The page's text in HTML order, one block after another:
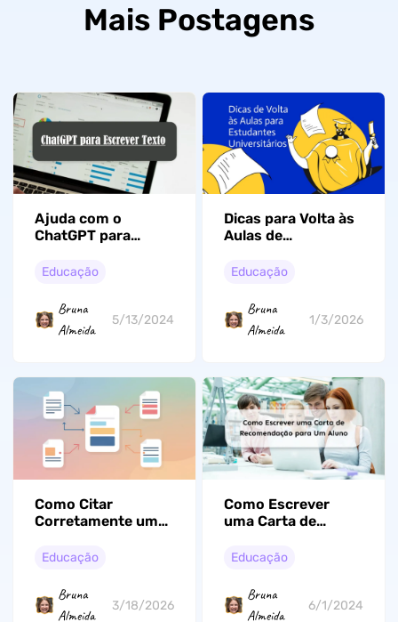
Mais Postagens
Ajuda com o
ChatGPT para
Artigos ou
Universitário
Educação
Bruna
Almeida
5/13/2024
Dicas para Volta às
Aulas de
Educação
Bruna
Almeida
1/3/2026
Como Citar
Corretamente um
Um Guia Prático
Educação
Bruna
Almeida
3/18/2026
Como Escrever
uma Carta de
para Um Aluno:
Exemplos
Educação
Bruna
Almeida
6/1/2024